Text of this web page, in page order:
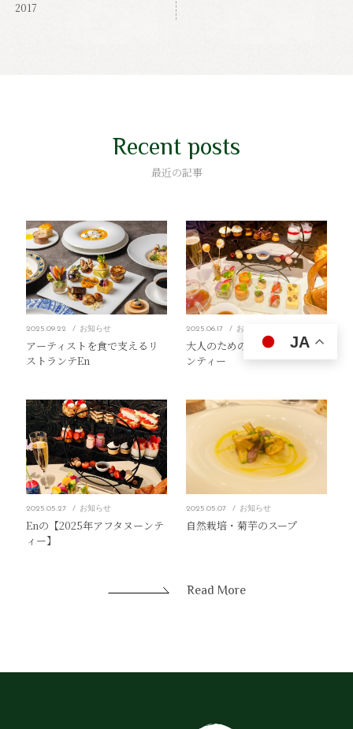
2017
Recent posts
最近の記事
2025.09.22 お知らせ
アーティストを食で支えるリ
ストランテEn
2025.06.17 お知らせ
大人のための上質アフタヌー
ンティー
2025.05.27 お知らせ
Enの【2025年アフタヌーンテ
ィー】
2025.05.07 お知らせ
自然栽培・菊芋のスープ
Read More
JA